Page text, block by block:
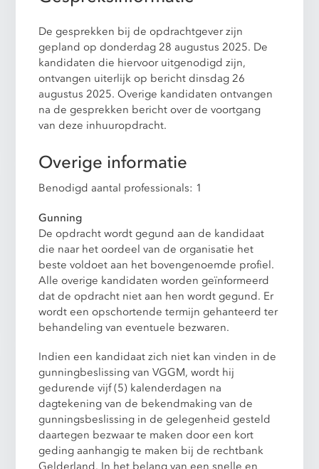
De gesprekken bij de opdrachtgever zijn
gepland op donderdag 28 augustus 2025. De
kandidaten die hiervoor uitgenodigd zijn,
ontvangen uiterlijk op bericht dinsdag 26
augustus 2025. Overige kandidaten ontvangen
na de gesprekken bericht over de voortgang
van deze inhuuropdracht.
Overige informatie
Benodigd aantal professionals: 1
Gunning
De opdracht wordt gegund aan de kandidaat
die naar het oordeel van de organisatie het
beste voldoet aan het bovengenoemde profiel.
Alle overige kandidaten worden geïnformeerd
dat de opdracht niet aan hen wordt gegund. Er
wordt een opschortende termijn gehanteerd ter
behandeling van eventuele bezwaren.
Indien een kandidaat zich niet kan vinden in de
gunningbeslissing van VGGM, wordt hij
gedurende vijf (5) kalenderdagen na
dagtekening van de bekendmaking van de
gunningsbeslissing in de gelegenheid gesteld
daartegen bezwaar te maken door een kort
geding aanhangig te maken bij de rechtbank
Gelderland. In het belang van een snelle en